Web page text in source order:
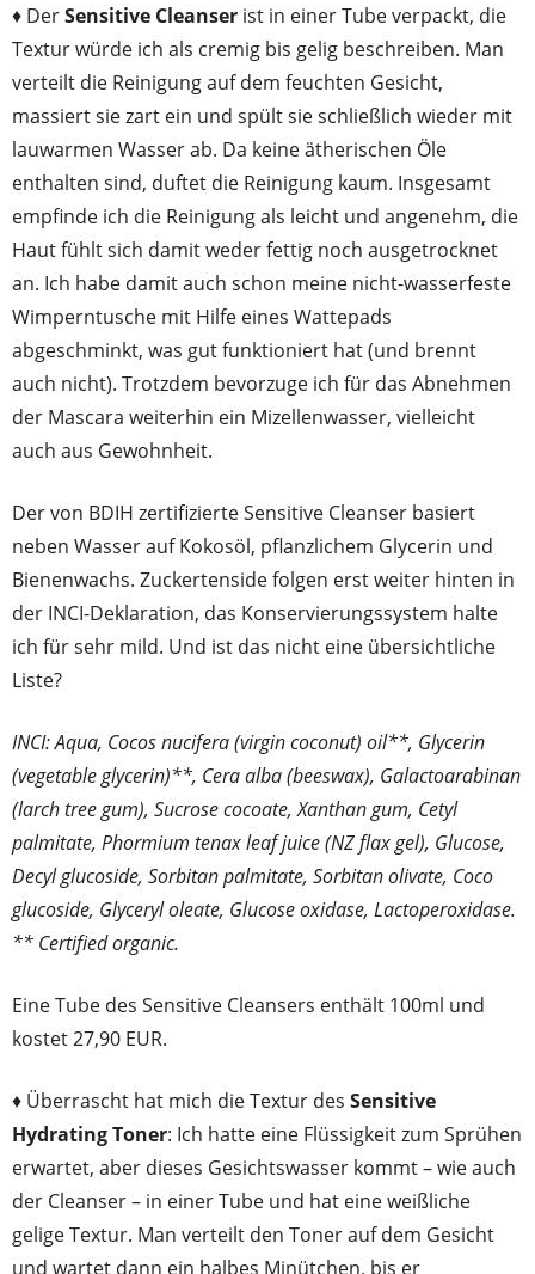
♦ DerSensitive Cleanser ist in einer Tube verpackt, die
Textur würde ich als cremig bis gelig beschreiben. Man
verteilt die Reinigung auf dem feuchten Gesicht,
massiert sie zart ein und spült sie schließlich wieder mit
lauwarmen Wasser ab. Da keine ätherischen Öle
enthalten sind, duftet die Reinigung kaum. Insgesamt
empfinde ich die Reinigung als leicht und angenehm, die
Haut fühlt sich damit weder fettig noch ausgetrocknet
an. Ich habe damit auch schon meine nicht-wasserfeste
Wimperntusche mit Hilfe eines Wattepads
abgeschminkt, was gut funktioniert hat (und brennt
auch nicht). Trotzdem bevorzuge ich für das Abnehmen
der Mascara weiterhin ein Mizellenwasser, vielleicht
auch aus Gewohnheit.
Der von BDIH zertifizierte Sensitive Cleanser basiert
neben Wasser auf Kokosöl, pflanzlichem Glycerin und
Bienenwachs. Zuckertenside folgen erst weiter hinten in
der INCI-Deklaration, das Konservierungssystem halte
ich für sehr mild. Und ist das nicht eine übersichtliche
Liste?
INCI: Aqua, Cocos nucifera (virgin coconut) oil**, Glycerin
(vegetable glycerin)**, Cera alba (beeswax), Galactoarabinan
(larch tree gum), Sucrose cocoate, Xanthan gum, Cetyl
palmitate, Phormium tenax leaf juice (NZ flax gel), Glucose,
Decyl glucoside, Sorbitan palmitate, Sorbitan olivate, Coco
glucoside, Glyceryl oleate, Glucose oxidase, Lactoperoxidase.
** Certified organic.
Eine Tube des Sensitive Cleansers enthält 100ml und
kostet 27,90 EUR.
♦ Überrascht hat mich die Textur des Sensitive
Hydrating Toner: Ich hatte eine Flüssigkeit zum Sprühen
erwartet, aber dieses Gesichtswasser kommt – wie auch
der Cleanser – in einer Tube und hat eine weißliche
gelige Textur. Man verteilt den Toner auf dem Gesicht
und wartet dann ein halbes Minütchen, bis er